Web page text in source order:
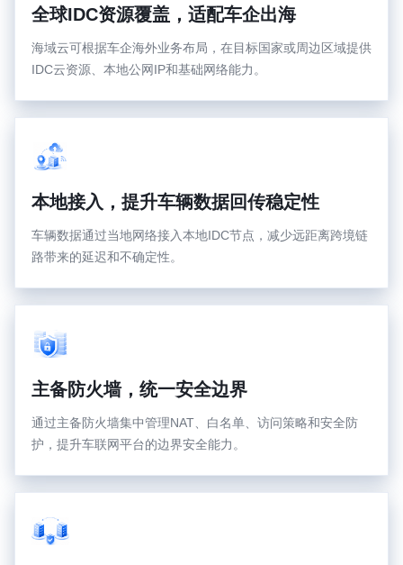
全球IDC资源覆盖，适配车企出海
海域云可根据车企海外业务布局，在目标国家或周边区域提供
IDC云资源、本地公网IP和基础网络能力。
本地接入，提升车辆数据回传稳定性
车辆数据通过当地网络接入本地IDC节点，减少远距离跨境链
路带来的延迟和不确定性。
主备防火墙，统一安全边界
通过主备防火墙集中管理NAT、白名单、访问策略和安全防
护，提升车联网平台的边界安全能力。